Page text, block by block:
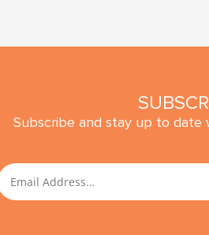
Subscribe and stay up to date